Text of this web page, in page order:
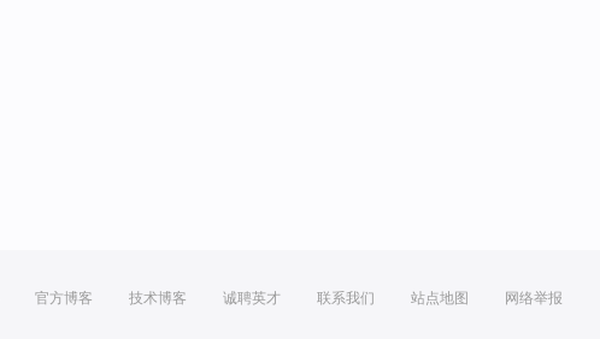
官方博客 技术博客 诚聘英才 联系我们 站点地图 网络举报